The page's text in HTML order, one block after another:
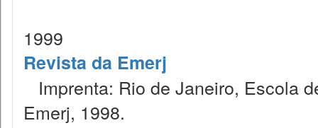
1999
Revista da Emerj
Imprenta: Rio de Janeiro, Escola
Emerj, 1998.